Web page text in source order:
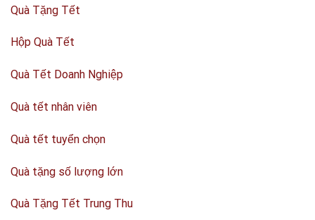
Quà Tặng Tết
Hộp Quà Tết
Quà Tết Doanh Nghiệp
Quà tết nhân viên
Quà tết tuyển chọn
Quà tặng số lượng lớn
Quà Tặng Tết Trung Thu